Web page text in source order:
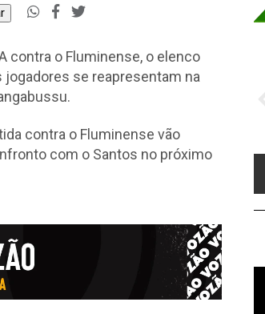
contra o Fluminense, o elenco
se reapresentam na
contra o Fluminense vão
com o Santos no próximo